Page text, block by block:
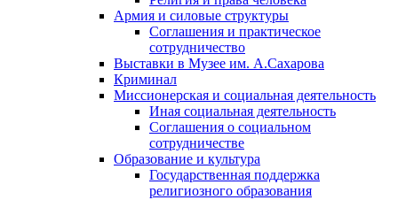
Армия и силовые структуры
Соглашения и практическое
сотрудничество
Выставки в Музее им. А.Сахарова
Криминал
Миссионерская и социальная деятельность
Иная социальная деятельность
Соглашения о социальном
сотрудничестве
Образование и культура
Государственная поддержка
религиозного образования